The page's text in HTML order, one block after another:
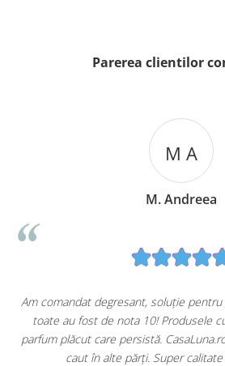
Parerea clientilor
M A
M. Andreea
Am comandat degresant, soluție
toate au fost de nota 10! Produsele
parfum plăcut care persistă.
caut în alte părți. Super